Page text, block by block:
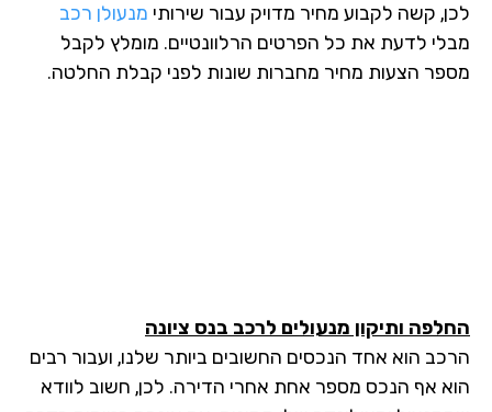
קשה לקבוע מחיר מדויק עבור שירותימנעולן רכב
לדעת את כל הפרטים הרלוונטיים. מומלץ לקבל
הצעות מחיר מחברות שונות לפני קבלת החלטה.
ותיקון מנעולים לרכבבנס ציונה
הוא אחד הנכסים החשובים ביותר שלנו, ועבור רבים
אף הנכס מספר אחת אחרי הדירה. לכן, חשוב לוודא